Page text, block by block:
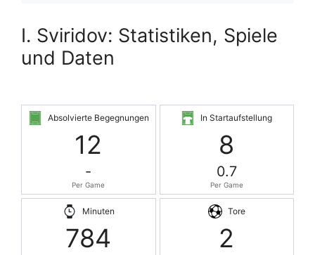
I. Sviridov: Statistiken, Spiele
und Daten
Absolvierte Begegnungen
12
-
Per Game
In Startaufstellung
8
0.7
Per Game
Minuten
784
Tore
2